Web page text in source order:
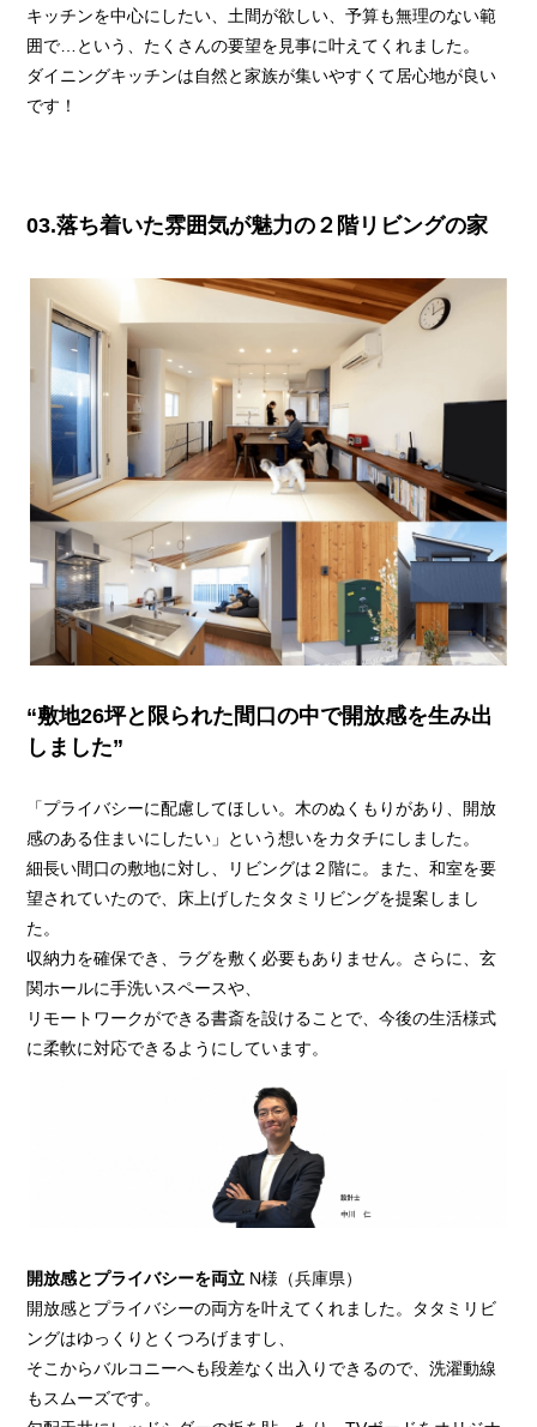
キッチンを中心にしたい、土間が欲しい、予算も無理のない範
囲で…という、たくさんの要望を見事に叶えてくれました。
ダイニングキッチンは自然と家族が集いやすくて居心地が良い
です！
03.落ち着いた雰囲気が魅力の２階リビングの家
“敷地26坪と限られた間口の中で開放感を生み出
しました”
「プライバシーに配慮してほしい。木のぬくもりがあり、開放
感のある住まいにしたい」という想いをカタチにしました。
細長い間口の敷地に対し、リビングは２階に。また、和室を要
望されていたので、床上げしたタタミリビングを提案しまし
た。
収納力を確保でき、ラグを敷く必要もありません。さらに、玄
関ホールに手洗いスペースや、
リモートワークができる書斎を設けることで、今後の生活様式
に柔軟に対応できるようにしています。
開放感とプライバシーを両立 N様（兵庫県）
開放感とプライバシーの両方を叶えてくれました。タタミリビ
ングはゆっくりとくつろげますし、
そこからバルコニーへも段差なく出入りできるので、洗濯動線
もスムーズです。